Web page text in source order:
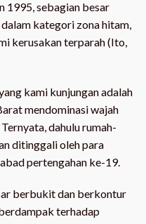
1995, sebagian besar
kategori zona hitam,
kerusakan terparah (Ito,
kami kunjungan adalah
mendominasi wajah
dahulu rumah-
ditinggali oleh para
pertengahan ke-19.
berbukit dan berkontur
terhadap